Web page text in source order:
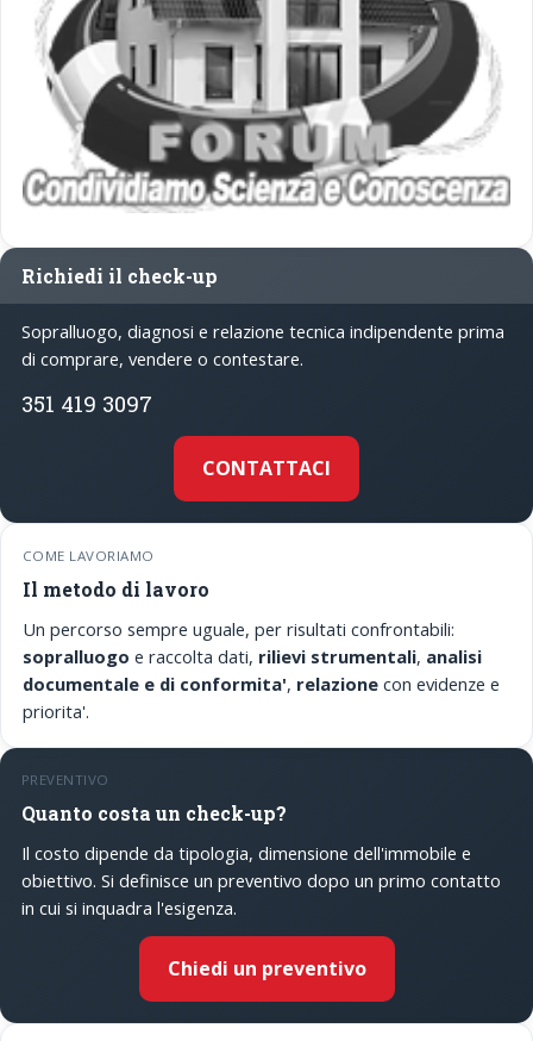
Richiedi il check-up
Sopralluogo, diagnosi e relazione tecnica indipendente prima
di comprare, vendere o contestare.
351 419 3097
CONTATTACI
COME LAVORIAMO
Il metodo di lavoro
Un percorso sempre uguale, per risultati confrontabili:
sopralluogo e raccolta dati, rilievi strumentali, analisi
documentale e di conformita', relazione con evidenze e
priorita'.
PREVENTIVO
Quanto costa un check-up?
Il costo dipende da tipologia, dimensione dell'immobile e
obiettivo. Si definisce un preventivo dopo un primo contatto
in cui si inquadra l'esigenza.
Chiedi un preventivo